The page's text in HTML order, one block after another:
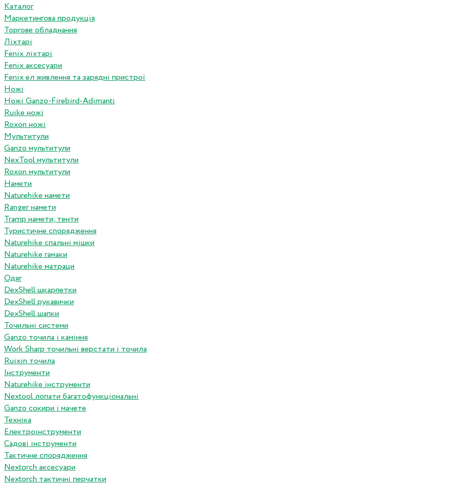
Каталог
Маркетингова продукція
Торгове обладнання
Ліхтарі
Fenix ліхтарі
Fenix аксесуари
Fenix ел живлення та зарядні пристрої
Ножі
Ножі Ganzo-Firebird-Adimanti
Ruike ножі
Roxon ножi
Мультитули
Ganzo мультитули
NexTool мультитули
Roxon мультитули
Намети
Naturehike намети
Ranger намети
Tramp намети, тенти
Туристичне спорядження
Naturehike спальні мішки
Naturehike гамаки
Naturehike матраци
Одяг
DexShell шкарпетки
DexShell рукавички
DexShell шапки
Точильні системи
Ganzo точила і каміння
Work Sharp точильні верстати і точила
Ruixin точила
Інструменти
Naturehike інструменти
Nextool лопати багатофункціональні
Ganzo сокири і мачете
Техніка
Електроінструменти
Садові інструменти
Тактичне спорядження
Nextorch аксесуари
Nextorch тактичні перчатки